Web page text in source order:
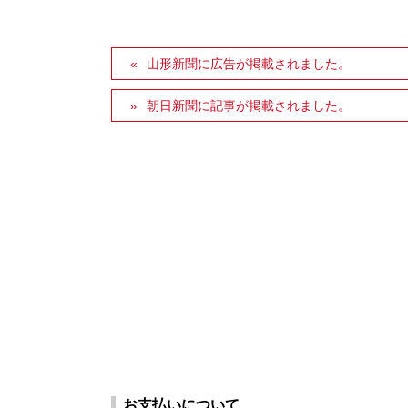
山形新聞に広告が掲載されました。
朝日新聞に記事が掲載されました。
お支払いについて